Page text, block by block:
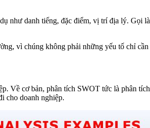
như danh tiếng, đặc điểm, vị trí địa lý. Gọi
vì chúng không phải những yếu tố chỉ cần
Về cơ bản, phân tích SWOT tức là phân
cho doanh nghiệp.